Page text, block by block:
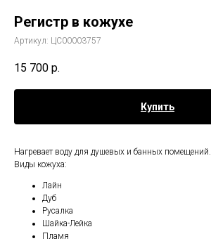
Регистр в кожухе
Артикул: ЦС00003757
15 700 р.
Купить
Нагревает воду для душевых и банных помещений.
Виды кожуха:
Лайн
Дуб
Русалка
Шайка-Лейка
Пламя